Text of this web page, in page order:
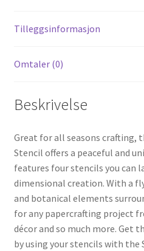
Tilleggsinformasjon
Omtaler (0)
Beskrivelse
Great for all seasons crafting,
Stencil offers a peaceful and
features four stencils you can
dimensional creation. With a
and botanical elements
for any papercrafting project
décor and so much more. Get
by using your stencils with the